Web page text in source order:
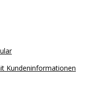
Kundeninformationen